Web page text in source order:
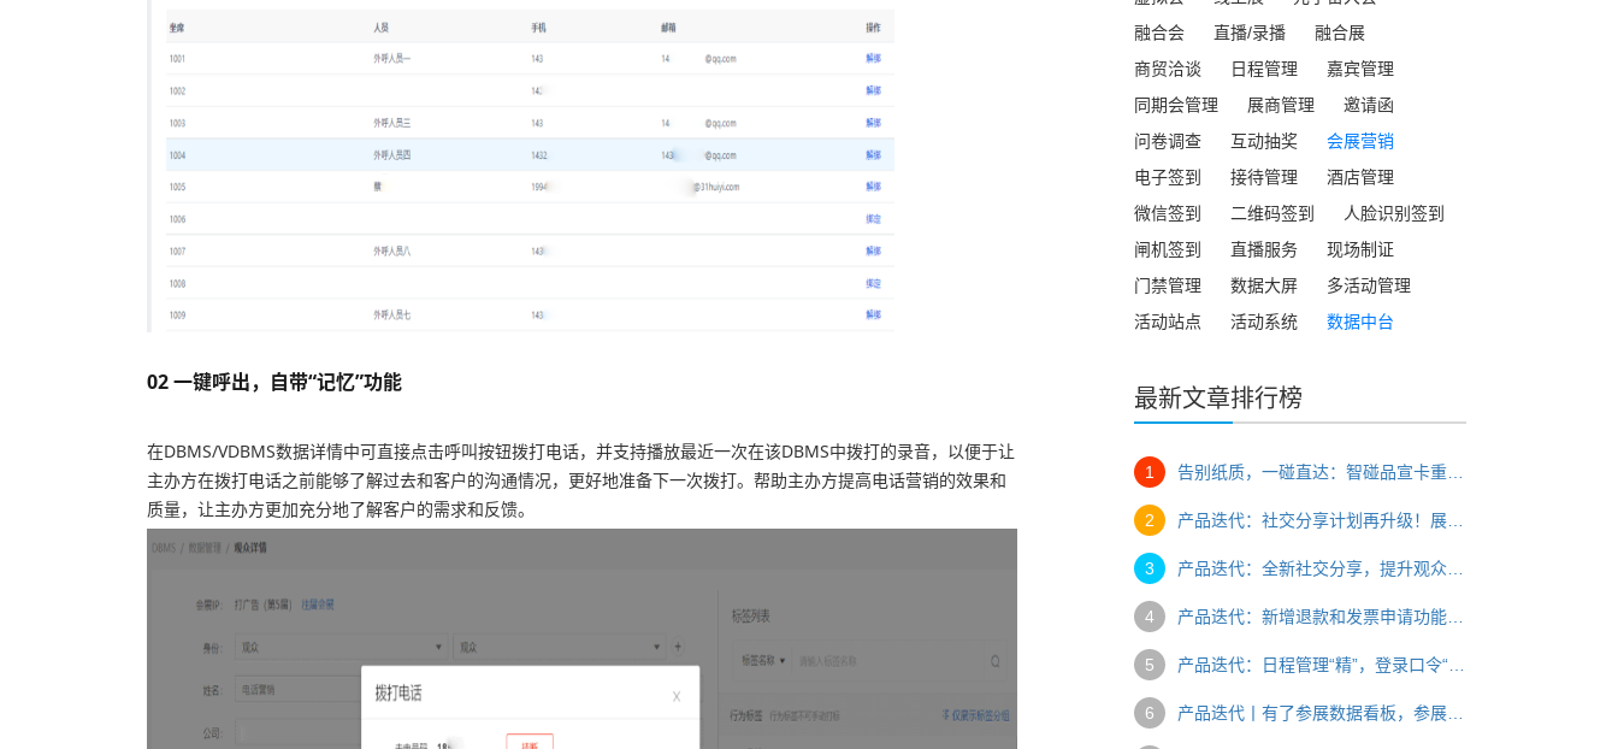
02 一键呼出，自带“记忆”功能
在DBMS/VDBMS数据详情中可直接点击呼叫按钮拨打电话，并支持播放最近一次在该DBMS中拨打的录音，以便于让
主办方在拨打电话之前能够了解过去和客户的沟通情况，更好地准备下一次拨打。帮助主办方提高电话营销的效果和
质量，让主办方更加充分地了解客户的需求和反馈。
融合会
直播/录播
融合展
商贸洽谈
日程管理
嘉宾管理
同期会管理
展商管理
邀请函
问卷调查
互动抽奖
会展营销
电子签到
接待管理
酒店管理
微信签到
二维码签到
人脸识别签到
闸机签到
直播服务
现场制证
门禁管理
数据大屏
多活动管理
活动站点
活动系统 数据中台
最新文章排行榜
1
2
3
4
5
6